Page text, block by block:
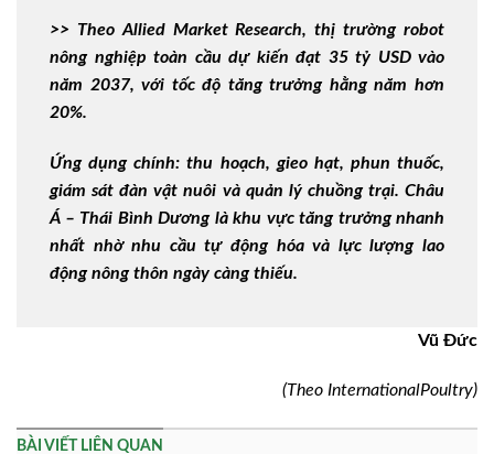
>> Theo Allied Market Research, thị trường robot
nông nghiệp toàn cầu dự kiến đạt 35 tỷ USD vào
năm 2037, với tốc độ tăng trưởng hằng năm hơn
20%.
Ứng dụng chính: thu hoạch, gieo hạt, phun thuốc,
giám sát đàn vật nuôi và quản lý chuồng trại. Châu
Á – Thái Bình Dương là khu vực tăng trưởng nhanh
nhất nhờ nhu cầu tự động hóa và lực lượng lao
động nông thôn ngày càng thiếu.
Vũ Đức
(Theo InternationalPoultry)
BÀI VIẾT LIÊN QUAN